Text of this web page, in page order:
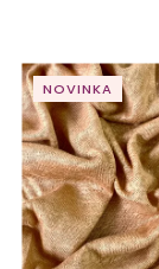
NOVINKA